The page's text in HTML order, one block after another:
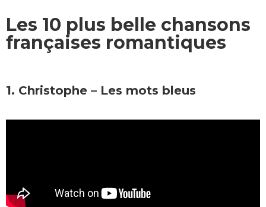
Les 10 plus belle chansons
françaises romantiques
1. Christophe – Les mots bleus